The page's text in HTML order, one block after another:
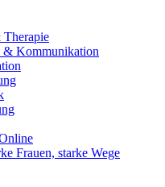
Therapie
& Kommunikation
Frauen, starke Wege